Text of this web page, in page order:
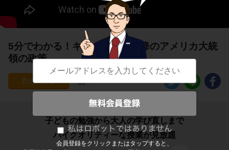
会員登録をクリックまたはタップすると、
5分でわかる！キューバ危機以降のアメリカ大統
領の政策
59
子どもの勉強から大人の学び直しまで
ハイクオリティーな授業が見放題